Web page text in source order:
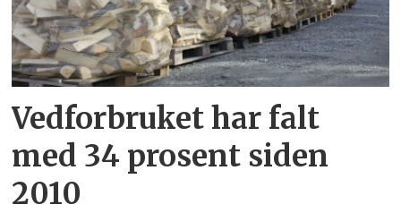
Vedforbruket har falt
med 34 prosent siden
2010